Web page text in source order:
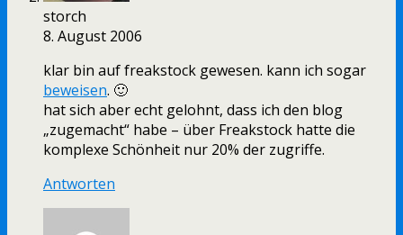
storch
8. August 2006
klar bin auf freakstock gewesen. kann ich sogar
beweisen. 🙂
hat sich aber echt gelohnt, dass ich den blog
„zugemacht“ habe – über Freakstock hatte die
komplexe Schönheit nur 20% der zugriffe.
Antworten